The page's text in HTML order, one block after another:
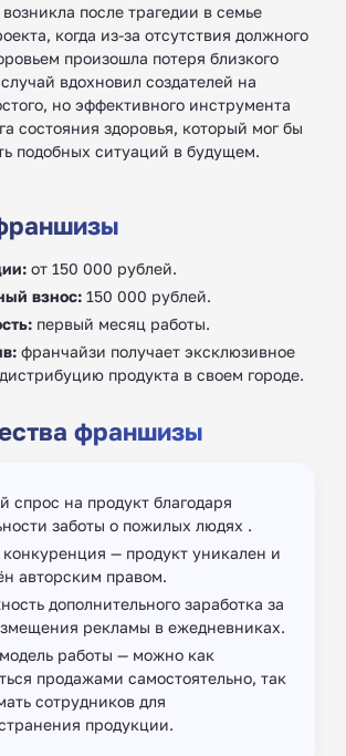
после трагедии в семье
когда из-за отсутствия должного
произошла потеря близкого
вдохновил создателей на
но эффективного инструмента
состояния здоровья, который мог бы
подобных ситуаций в будущем.
от 150 000 рублей.
взнос: 150 000 рублей.
первый месяц работы.
франчайзи получает эксклюзивное
продукта в своем городе.
франшизы
спрос на продукт благодаря
заботы о пожилых людях .
— продукт уникален и
авторским правом.
дополнительного заработка за
рекламы в ежедневниках.
работы — можно как
продажами самостоятельно, так
сотрудников для
продукции.